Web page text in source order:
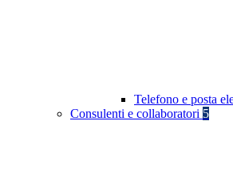
Telefono e posta
Consulenti e collaboratori 5